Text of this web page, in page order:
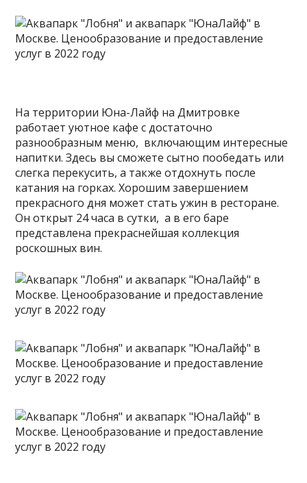
На территории Юна-Лайф на Дмитровке
работает уютное кафе с достаточно
разнообразным меню, включающим интересные
напитки. Здесь вы сможете сытно пообедать или
слегка перекусить, а также отдохнуть после
катания на горках. Хорошим завершением
прекрасного дня может стать ужин в ресторане.
Он открыт 24 часа в сутки, а в его баре
представлена прекраснейшая коллекция
роскошных вин.